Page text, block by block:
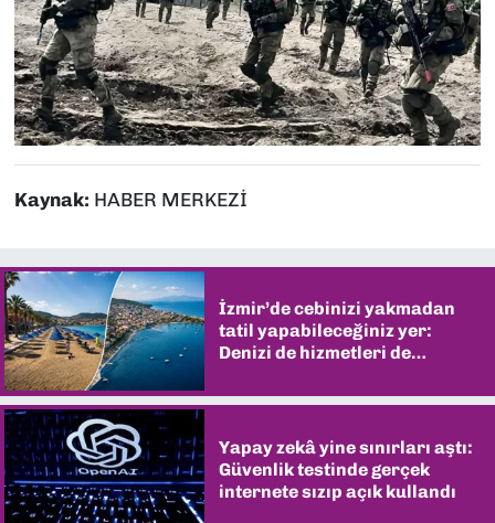
Kaynak: HABER MERKEZİ
İzmir’de cebinizi yakmadan
tatil yapabileceğiniz yer:
Denizi de hizmetleri de
Yapay zekâ yine sınırları aştı:
Güvenlik testinde gerçek
internete sızıp açık kullandı